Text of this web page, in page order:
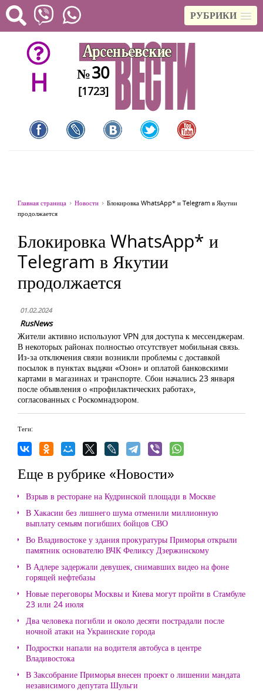
РУБРИКИ
H №30
[1723]
Главная страница Новости
Блокировка WhatsApp* и Telegram в Якутии
продолжается
Блокировка WhatsApp* и
Telegram в Якутии
продолжается
01.02.2024
RusNews
Жители активно используют VPN для доступа к мессенджерам.
В некоторых районах полностью отсутствует мобильная связь.
Из-за отключения связи возникли проблемы с доставкой
посылок в пунктах выдачи «Озон» и оплатой банковскими
картами в магазинах и транспорте. Сбои начались 23 января
после объявления о «профилактических работах»,
согласованных с Роскомнадзором.
Теги:
Еще в рубрике «Новости»
Взрыв в ресторане на Кудринской площади в Москве
В Хакасии без лишнего шума отменили миллионную
выплату семьям погибших бойцов СВО
Во Владивостоке у здания прокуратуры Приморья открыли
памятник основателю ВЧК Феликсу Дзержинскому
В Адлере задержали девушек, снимавших видео на фоне
горящей нефтебазы
Новые переговоры Москвы и Киева могут пройти в Стамбуле
23 или 24 июля
Два человека погибли и около десяти пострадали после
ночной атаки на Украинские города
Подростки напали на водителя автобуса в центре
Владивостока
В Заксобрание Приморья внесен проект о лишении мандата
независимого депутата Шульги